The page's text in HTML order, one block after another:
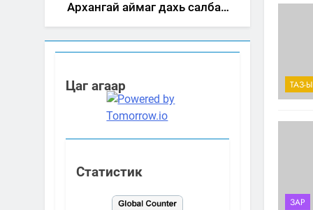
Архангай аймаг дахь салбар
зөвлөлийн 2025 оны үйл
ажиллагааны жилийн
Цаг агаар
Статистик
ТАЗ-
ЗАР